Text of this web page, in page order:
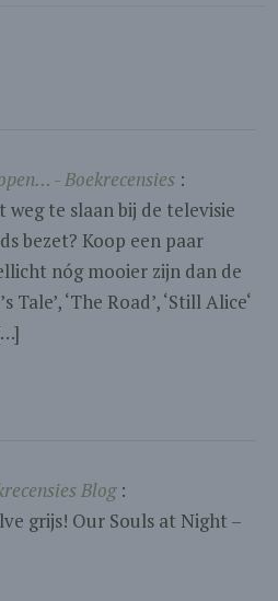
- Boekrecensies :
te slaan bij de televisie
bezet? Koop een paar
nóg mooier zijn dan de
‘The Road’, ‘Still Alice‘
Blog :
grijs! Our Souls at Night –